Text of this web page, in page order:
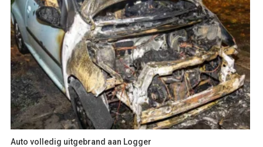
Auto volledig uitgebrand aan Logger